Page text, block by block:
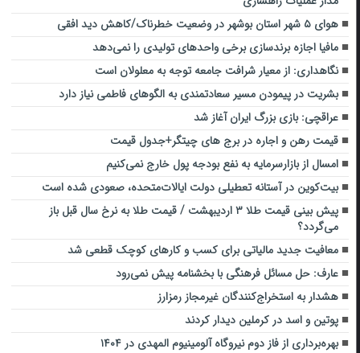
هوای ۵ شهر استان بوشهر در وضعیت خطرناک/کاهش دید افقی
مافیا اجازه برندسازی برخی واحدهای تولیدی را نمی‌دهد
نگاهداری: از معیار شرافت جامعه توجه به معلولان است
بشریت در پیمودن مسیر سعادتمندی به الگوهای فاطمی نیاز دارد
عراقچی: بازی بزرگ ایران آغاز شد
قیمت رهن و اجاره در برج های چیتگر+جدول قیمت
امسال از بازارسرمایه به نفع بودجه پول خارج نمی‌کنیم
بیت‌کوین در آستانه تعطیلی دولت ایالات‌متحده، صعودی شده است
پیش بینی قیمت طلا ۳ اردیبهشت / قیمت طلا به نرخ سال قبل باز
می‌گردد؟
معافیت جدید مالیاتی برای کسب‌ و کارهای کوچک قطعی شد
عارف: حل مسائل فرهنگی با بخشنامه پیش نمی‌رود
هشدار به استخراج‌کنندگان غیرمجاز رمزارز
پوتین و اسد در کرملین دیدار کردند
بهره‌برداری از فاز دوم نیروگاه آلومینیوم المهدی در ۱۴۰۴